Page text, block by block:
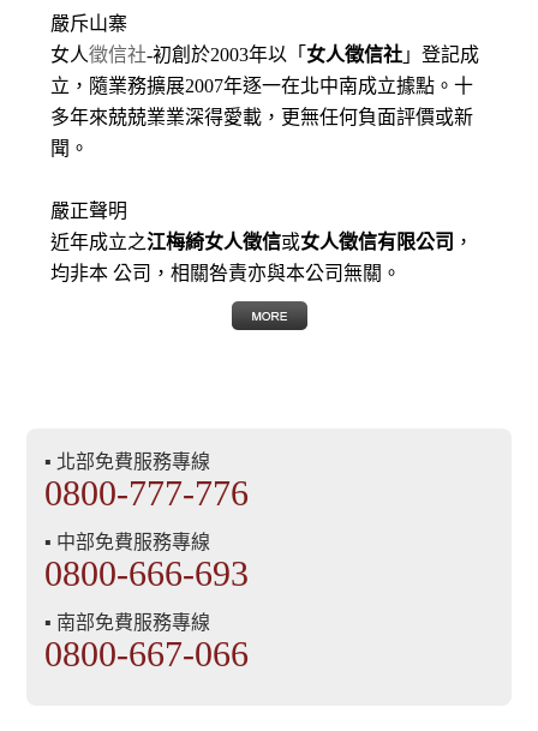
嚴斥山寨
女人徵信社-初創於2003年以「 女人徵信社 」登記成
立，隨業務擴展2007年逐一在北中南成立據點。十
多年來兢兢業業深得愛載，更無任何負面評價或新
聞。
嚴正聲明
近年成立之江梅綺女人徵信或女人徵信有限公司 ，
均非本 公司，相關咎責亦與本公司無關。
▪ 北部免費服務專線
0800-777-776
▪ 中部免費服務專線
0800-666-693
▪ 南部免費服務專線
0800-667-066